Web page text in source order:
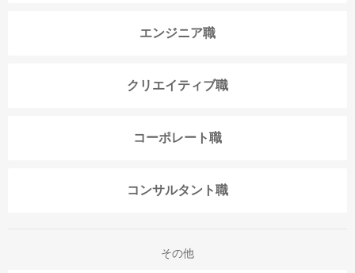
エンジニア職
クリエイティブ職
コーポレート職
コンサルタント職
その他